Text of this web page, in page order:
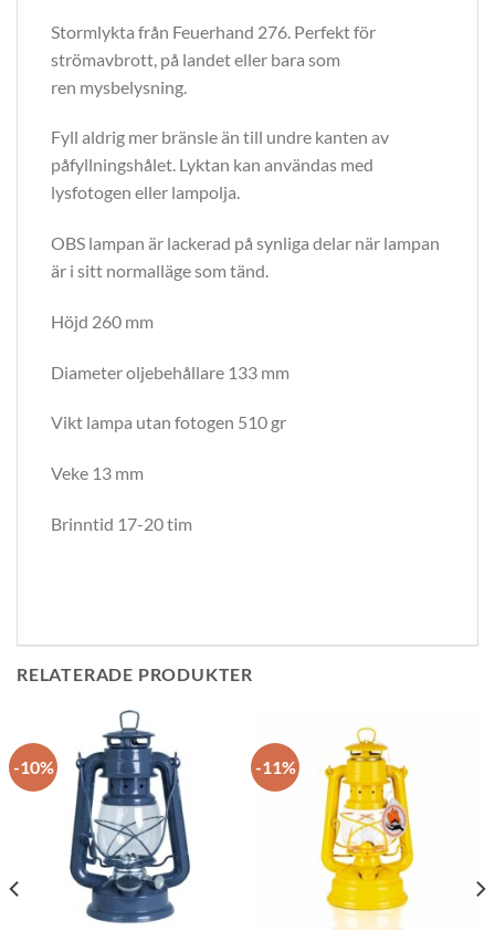
Stormlykta från Feuerhand 276. Perfekt för
strömavbrott, på landet eller bara som
ren mysbelysning.
Fyll aldrig mer bränsle än till undre kanten av
påfyllningshålet. Lyktan kan användas med
lysfotogen eller lampolja.
OBS lampan är lackerad på synliga delar när lampan
är i sitt normalläge som tänd.
Höjd 260 mm
Diameter oljebehållare 133 mm
Vikt lampa utan fotogen 510 gr
Veke 13 mm
Brinntid 17-20 tim
RELATERADE PRODUKTER
-10% -11%